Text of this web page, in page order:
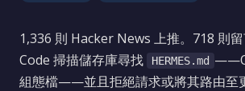
1,336 則 Hacker News 上推。718 則
Code 掃描儲存庫尋找
HERMES.md
組態檔——並且拒絕請求或將其路由至